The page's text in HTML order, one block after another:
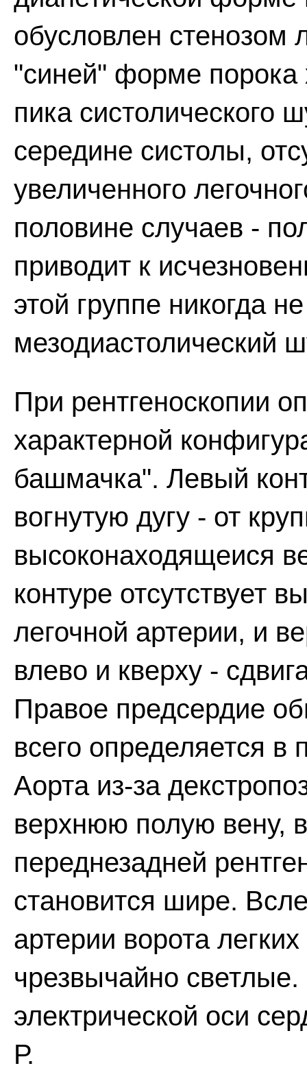
обусловлен стенозом
"синей" форме порока
пика систолического
середине систолы,
увеличенного
половине случаев -
приводит к
этой группе никогда
мезодиастолический
При рентгеноскопии
характерной
башмачка". Левый
вогнутую дугу - от
высоконаходящеися
контуре отсутствует
легочной артерии, и
влево и кверху -
Правое предсердие
всего определяется
Аорта из-за
верхнюю полую вену,
переднезадней
становится шире.
артерии ворота
чрезвычайно
электрической оси
Р.